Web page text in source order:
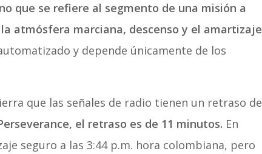
que se refiere al segmento de una misión a
atmósfera marciana, descenso y el amartizaje
y depende únicamente de los
que las señales de radio tienen un retraso de
el retraso es de 11 minutos. En
seguro a las 3:44 p.m. hora colombiana, pero